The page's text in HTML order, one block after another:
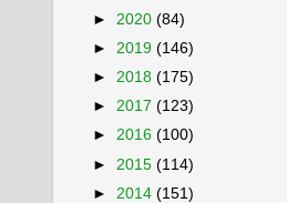
► 2020 (84)
► 2019 (146)
► 2018 (175)
► 2017 (123)
► 2016 (100)
► 2015 (114)
► 2014 (151)